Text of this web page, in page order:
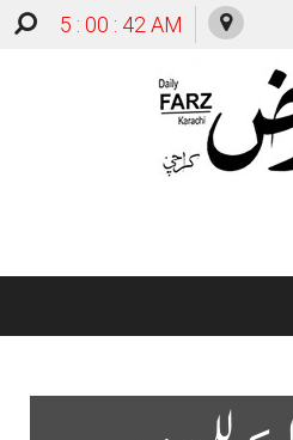
5 : 00 : 43 AM